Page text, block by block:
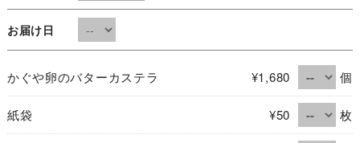
お届け日
かぐや卵のバターカステラ ¥1,680 個
紙袋 ¥50 枚